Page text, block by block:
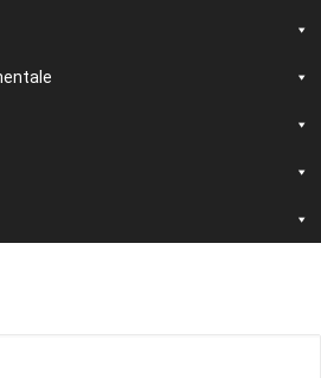
et
sur cette page